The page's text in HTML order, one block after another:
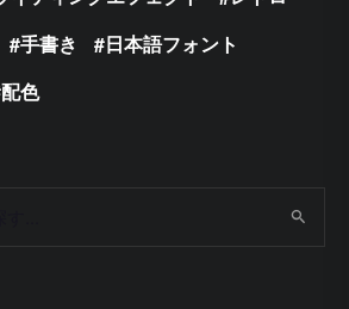
手書き
日本語フォント
配色